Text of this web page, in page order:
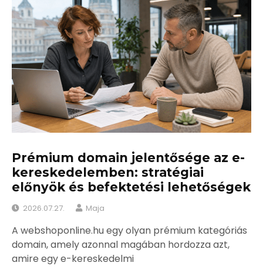
Prémium domain jelentősége az e-
kereskedelemben: stratégiai
előnyök és befektetési lehetőségek
2026.07.27. Maja
A webshoponline.hu egy olyan prémium kategóriás
domain, amely azonnal magában hordozza azt,
amire egy e-kereskedelmi